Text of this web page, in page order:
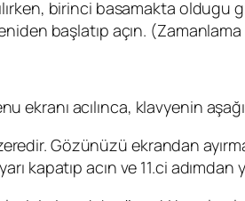
birinci basamakta oldugu
başlatıp açın.
ekranı acılınca, klavyenin
Gözünüzü ekrandan
kapatıp acın ve 11.ci adımdan